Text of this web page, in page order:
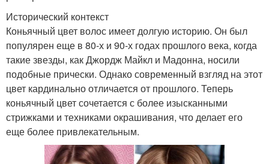
Исторический контекст
Коньячный цвет волос имеет долгую историю. Он был
популярен еще в 80-х и 90-х годах прошлого века, когда
такие звезды, как Джордж Майкл и Мадонна, носили
подобные прически. Однако современный взгляд на этот
цвет кардинально отличается от прошлого. Теперь
коньячный цвет сочетается с более изысканными
стрижками и техниками окрашивания, что делает его
еще более привлекательным.